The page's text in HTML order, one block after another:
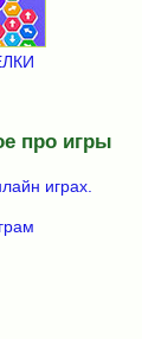
про игры
играх.